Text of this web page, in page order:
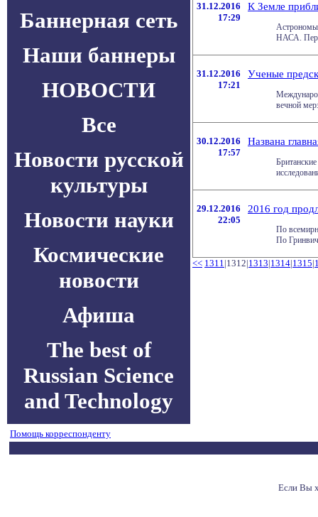
Баннерная сеть
Наши баннеры
НОВОСТИ
Все
Новости русской
культуры
Новости науки
Космические
новости
Афиша
The best of
Russian Science
and Technology
31.12.2016
17:29
К Земле
Астрономы
НАСА.
31.12.2016
17:21
Ученые
вечной
30.12.2016
17:57
Названа
29.12.2016
22:05
2016 год
По
По
<< 1311|1312|1313|1314|1315|
Помощь корреспонденту
Если Вы